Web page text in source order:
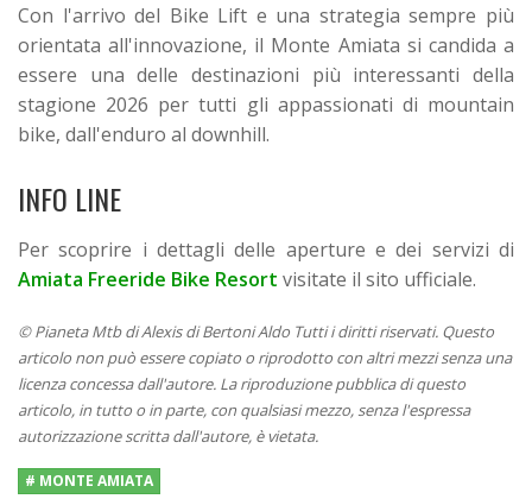
Con l'arrivo del Bike Lift e una strategia sempre più
orientata all'innovazione, il Monte Amiata si candida a
essere una delle destinazioni più interessanti della
stagione 2026 per tutti gli appassionati di mountain
bike, dall'enduro al downhill.
INFO LINE
Per scoprire i dettagli delle aperture e dei servizi di
Amiata Freeride Bike Resort visitate il sito ufficiale.
© Pianeta Mtb di Alexis di Bertoni Aldo Tutti i diritti riservati. Questo
articolo non può essere copiato o riprodotto con altri mezzi senza una
licenza concessa dall'autore. La riproduzione pubblica di questo
articolo, in tutto o in parte, con qualsiasi mezzo, senza l'espressa
autorizzazione scritta dall'autore, è vietata.
# MONTE AMIATA